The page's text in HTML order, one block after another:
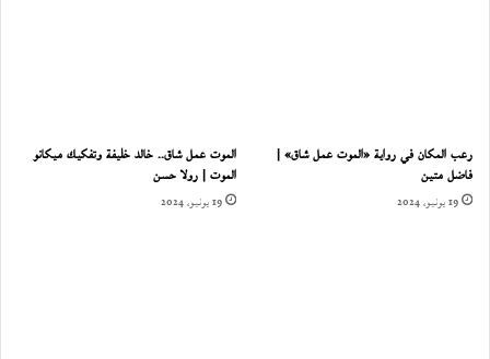
رعب المكان في رواية «الموت عمل شاق» |
فاضل متين
19 يونيو، 2024
الموت عمل شاق.. خالد خليفة وتفكيك ميكانو
الموت | رولا حسن
19 يونيو، 2024